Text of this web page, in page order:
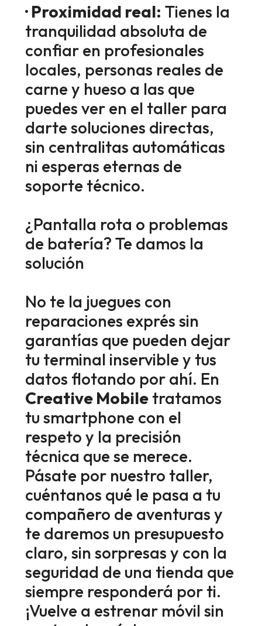
· Proximidad real: Tienes la
tranquilidad absoluta de
confiar en profesionales
locales, personas reales de
carne y hueso a las que
puedes ver en el taller para
darte soluciones directas,
sin centralitas automáticas
ni esperas eternas de
soporte técnico.
¿Pantalla rota o problemas
de batería? Te damos la
solución
No te la juegues con
reparaciones exprés sin
garantías que pueden dejar
tu terminal inservible y tus
datos flotando por ahí. En
Creative Mobiletratamos
tu smartphone con el
respeto y la precisión
técnica que se merece.
Pásate por nuestro taller,
cuéntanos qué le pasa a tu
compañero de aventuras y
te daremos un presupuesto
claro, sin sorpresas y con la
seguridad de una tienda que
siempre responderá por ti.
¡Vuelve a estrenar móvil sin